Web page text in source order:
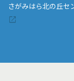
さがみはら北の丘セ